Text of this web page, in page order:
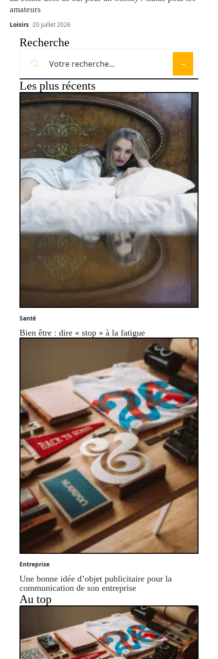
amateurs
Loisirs 20 juillet 2026
Recherche
Les plus récents
Santé
Bien être : dire « stop » à la fatigue
Entreprise
Une bonne idée d’objet publicitaire pour la
communication de son entreprise
Au top